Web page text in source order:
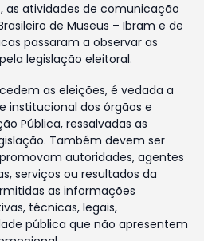
as atividades de comunicação
de Museus – Ibram e de
passaram a observar as
legislação eleitoral.
as eleições, é vedada a
institucional dos órgãos e
Pública, ressalvadas as
Também devem ser
autoridades, agentes
serviços ou resultados da
as informações
técnicas, legais,
pública que não apresentem